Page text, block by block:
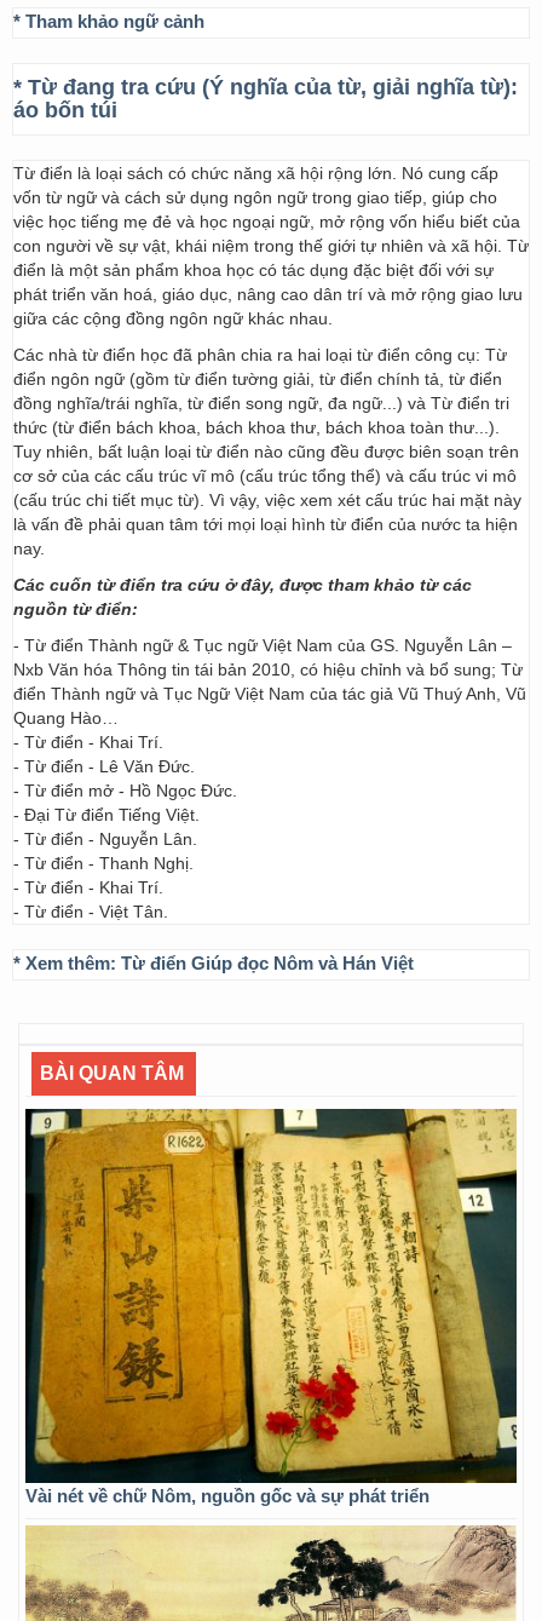
* Tham khảo ngữ cảnh
* Từ đang tra cứu (Ý nghĩa của từ, giải nghĩa từ):
áo bốn túi
Từ điển là loại sách có chức năng xã hội rộng lớn. Nó cung cấp
vốn từ ngữ và cách sử dụng ngôn ngữ trong giao tiếp, giúp cho
việc học tiếng mẹ đẻ và học ngoại ngữ, mở rộng vốn hiểu biết của
con người về sự vật, khái niệm trong thế giới tự nhiên và xã hội. Từ
điển là một sản phẩm khoa học có tác dụng đặc biệt đối với sự
phát triển văn hoá, giáo dục, nâng cao dân trí và mở rộng giao lưu
giữa các cộng đồng ngôn ngữ khác nhau.
Các nhà từ điển học đã phân chia ra hai loại từ điển công cụ: Từ
điển ngôn ngữ (gồm từ điển tường giải, từ điển chính tả, từ điển
đồng nghĩa/trái nghĩa, từ điển song ngữ, đa ngữ...) và Từ điển tri
thức (từ điển bách khoa, bách khoa thư, bách khoa toàn thư...).
Tuy nhiên, bất luận loại từ điển nào cũng đều được biên soạn trên
cơ sở của các cấu trúc vĩ mô (cấu trúc tổng thể) và cấu trúc vi mô
(cấu trúc chi tiết mục từ). Vì vậy, việc xem xét cấu trúc hai mặt này
là vấn đề phải quan tâm tới mọi loại hình từ điển của nước ta hiện
nay.
Các cuốn từ điển tra cứu ở đây, được tham khảo từ các
nguồn từ điển:
- Từ điển Thành ngữ & Tục ngữ Việt Nam của GS. Nguyễn Lân –
Nxb Văn hóa Thông tin tái bản 2010, có hiệu chỉnh và bổ sung; Từ
điển Thành ngữ và Tục Ngữ Việt Nam của tác giả Vũ Thuý Anh, Vũ
Quang Hào…
- Từ điển - Khai Trí.
- Từ điển - Lê Văn Đức.
- Từ điển mở - Hồ Ngọc Đức.
- Đại Từ điển Tiếng Việt.
- Từ điển - Nguyễn Lân.
- Từ điển - Thanh Nghị.
- Từ điển - Khai Trí.
- Từ điển - Việt Tân.
* Xem thêm: Từ điển Giúp đọc Nôm và Hán Việt
BÀI QUAN TÂM
Vài nét về chữ Nôm, nguồn gốc và sự phát triển